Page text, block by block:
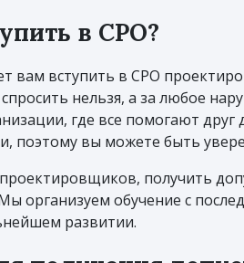
в СРО?
вам вступить в СРО
нельзя, а за любое
где все помогают
поэтому вы можете быть
получить
организуем обучение с
развитии.